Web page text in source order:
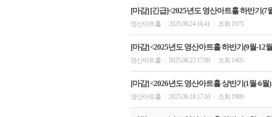
[마감] [긴급]<2025년도 영산아트홀 하반기(7
영산아트홀 2025.06.24 16:41 조회 1975
[마감] <2025년도 영산아트홀 하반기(9월-12
영산아트홀 2025.06.23 17:09 조회 1405
[마감] <2026년도 영산아트홀 상반기(1월-6월
영산아트홀 2025.06.18 17:10 조회 1989